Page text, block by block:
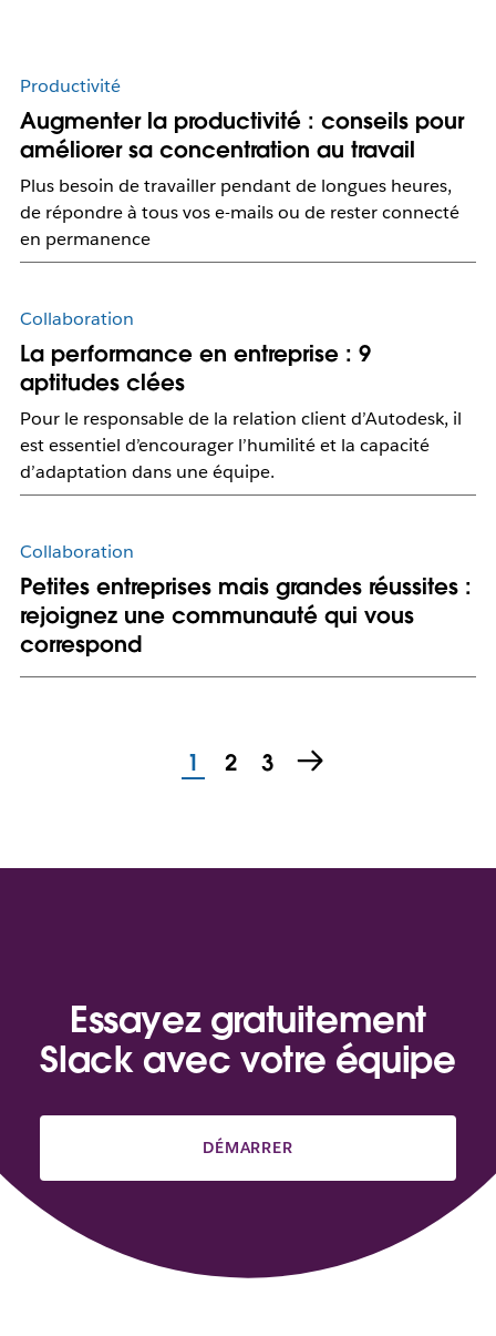
Productivité
Augmenter la productivité : conseils pour
améliorer sa concentration au travail
Plus besoin de travailler pendant de longues heures,
de répondre à tous vos e-mails ou de rester connecté
en permanence
Collaboration
La performance en entreprise : 9
aptitudes clées
Pour le responsable de la relation client d’Autodesk, il
est essentiel d’encourager l’humilité et la capacité
d’adaptation dans une équipe.
Collaboration
Petites entreprises mais grandes réussites :
rejoignez une communauté qui vous
correspond
1 2 3
Essayez gratuitement
Slack avec votre équipe
DÉMARRER